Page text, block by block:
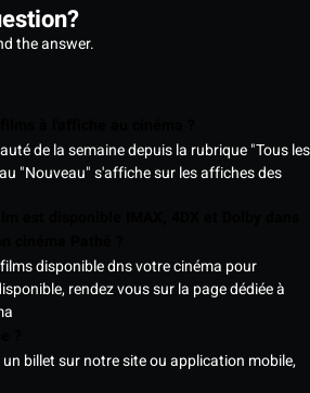
the answer.
de la semaine depuis la rubrique "Tous les
"Nouveau" s'affiche sur les affiches des
disponible dns votre cinéma pour
rendez vous sur la page dédiée à
billet sur notre site ou application mobile,